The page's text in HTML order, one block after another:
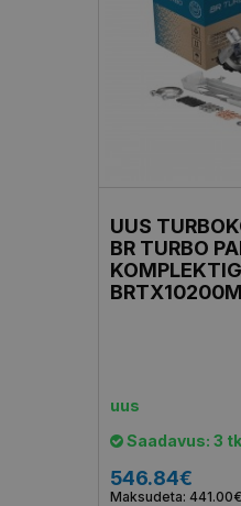
UUS
BR TURBO
BRTX10200M
uus
Saadavus: 3
546.84€
Maksudeta: 441.00€